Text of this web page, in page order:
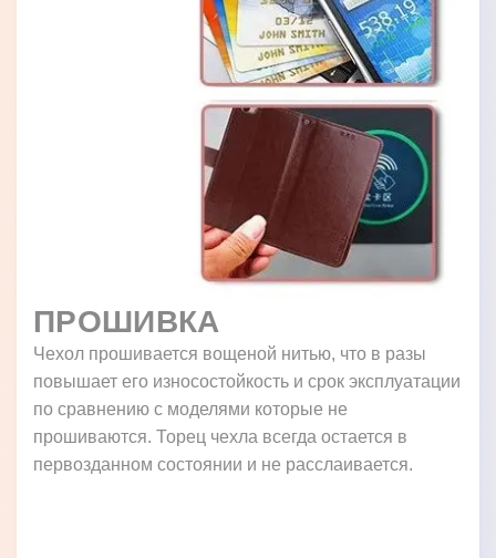
ПРОШИВКА
Чехол прошивается вощеной нитью, что в разы
повышает его износостойкость и срок эксплуатации
по сравнению с моделями которые не
прошиваются. Торец чехла всегда остается в
первозданном состоянии и не расслаивается.